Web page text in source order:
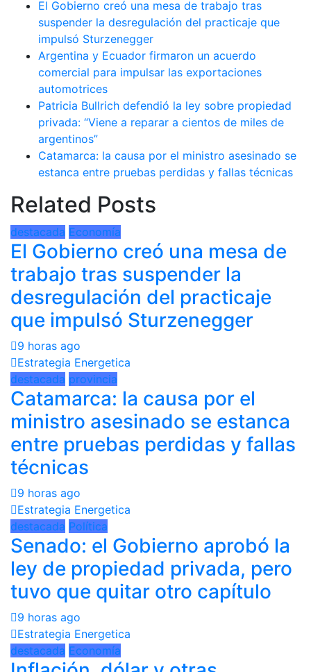
El Gobierno creó una mesa de trabajo tras
suspender la desregulación del practicaje que
impulsó Sturzenegger
Argentina y Ecuador firmaron un acuerdo
comercial para impulsar las exportaciones
automotrices
Patricia Bullrich defendió la ley sobre propiedad
privada: “Viene a reparar a cientos de miles de
argentinos”
Catamarca: la causa por el ministro asesinado se
estanca entre pruebas perdidas y fallas técnicas
Related Posts
destacada Economía
El Gobierno creó una mesa de
trabajo tras suspender la
desregulación del practicaje
que impulsó Sturzenegger
9 horas ago
Estrategia Energetica
destacada provincia
Catamarca: la causa por el
ministro asesinado se estanca
entre pruebas perdidas y fallas
técnicas
9 horas ago
Estrategia Energetica
destacada Política
Senado: el Gobierno aprobó la
ley de propiedad privada, pero
tuvo que quitar otro capítulo
9 horas ago
Estrategia Energetica
destacada Economía